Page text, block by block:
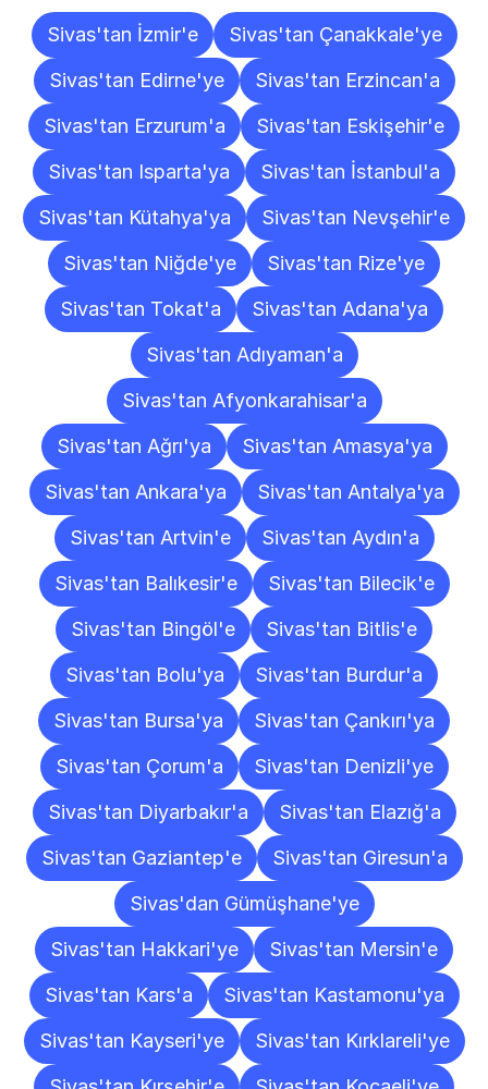
Sivas'tan İzmir'e
Sivas'tan Çanakkale'ye
Sivas'tan Edirne'ye
Sivas'tan Erzincan'a
Sivas'tan Erzurum'a
Sivas'tan Eskişehir'e
Sivas'tan Isparta'ya
Sivas'tan İstanbul'a
Sivas'tan Kütahya'ya
Sivas'tan Nevşehir'e
Sivas'tan Niğde'ye
Sivas'tan Rize'ye
Sivas'tan Tokat'a
Sivas'tan Adana'ya
Sivas'tan Adıyaman'a
Sivas'tan Afyonkarahisar'a
Sivas'tan Ağrı'ya
Sivas'tan Amasya'ya
Sivas'tan Ankara'ya
Sivas'tan Antalya'ya
Sivas'tan Artvin'e
Sivas'tan Aydın'a
Sivas'tan Balıkesir'e
Sivas'tan Bilecik'e
Sivas'tan Bingöl'e
Sivas'tan Bitlis'e
Sivas'tan Bolu'ya
Sivas'tan Burdur'a
Sivas'tan Bursa'ya
Sivas'tan Çankırı'ya
Sivas'tan Çorum'a
Sivas'tan Denizli'ye
Sivas'tan Diyarbakır'a
Sivas'tan Elazığ'a
Sivas'tan Gaziantep'e
Sivas'tan Giresun'a
Sivas'dan Gümüşhane'ye
Sivas'tan Hakkari'ye
Sivas'tan Mersin'e
Sivas'tan Kars'a
Sivas'tan Kastamonu'ya
Sivas'tan Kayseri'ye
Sivas'tan Kırklareli'ye